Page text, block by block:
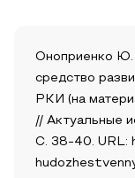
Оноприенко Ю.
средство
РКИ (на
// Актуальные
С. 38-40. URL: